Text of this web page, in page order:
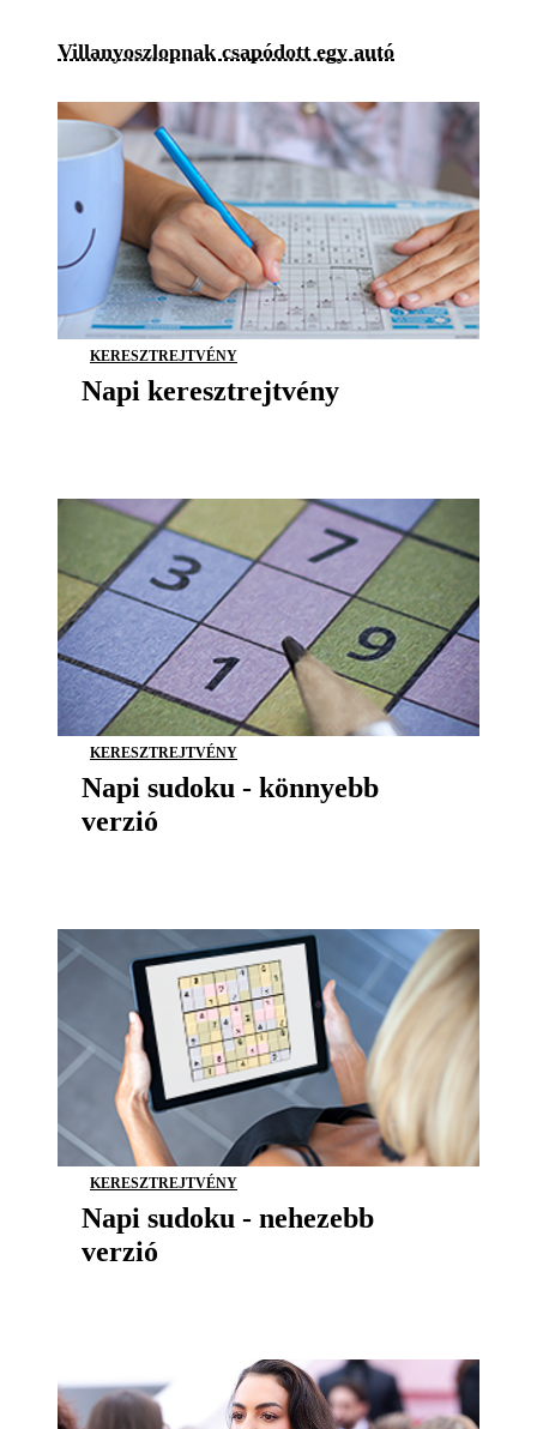
Villanyoszlopnak csapódott egy autó
KERESZTREJTVÉNY
Napi keresztrejtvény
KERESZTREJTVÉNY
Napi sudoku - könnyebb
verzió
KERESZTREJTVÉNY
Napi sudoku - nehezebb
verzió